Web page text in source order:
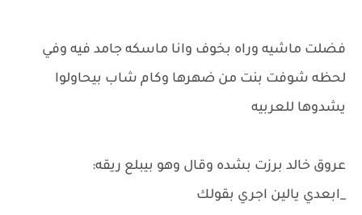
فضلت ماشيه وراه بخوف وانا ماسكه جامد فيه وفي
لحظه شوفت بنت من ضهرها وكام شاب بيحاولوا
يشدوها للعربيه
عروق خالد برزت بشده وقال وهو بيبلع ريقه:
_ابعدي يالين اجري بقولك